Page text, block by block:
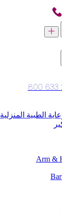
800 633
الطبية المنزلية
Arm &